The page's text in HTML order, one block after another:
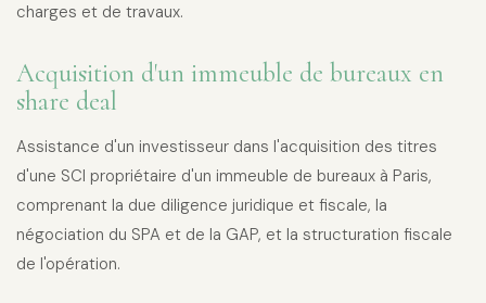
charges et de travaux.
Acquisition d'un immeuble de bureaux en
share deal
Assistance d'un investisseur dans l'acquisition des titres
d'une SCI propriétaire d'un immeuble de bureaux à Paris,
comprenant la due diligence juridique et fiscale, la
négociation du SPA et de la GAP, et la structuration fiscale
de l'opération.